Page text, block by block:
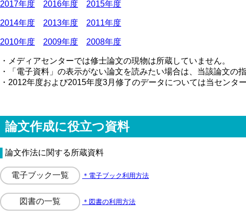
2017年度 2016年度 2015年度
2014年度 2013年度 2011年度
2010年度 2009年度 2008年度
・メディアセンターでは修士論文の現物は所蔵していません。
・「電子資料」の表示がない論文を読みたい場合は、当該論文の
・2012年度および2015年度3月修了のデータについては当センタ
論文作成に役立つ資料
論文作法に関する所蔵資料
電子ブック一覧 ＊電子ブック利用方法
図書の一覧 ＊図書の利用方法